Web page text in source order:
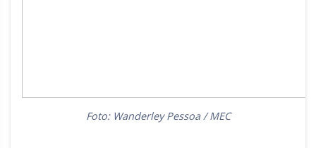
Foto: Wanderley Pessoa / MEC